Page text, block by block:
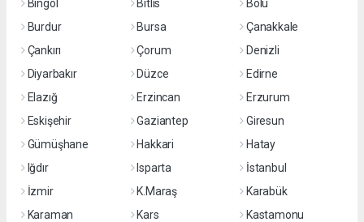
Bingöl
Bitlis
Bolu
Burdur
Bursa
Çanakkale
Çankırı
Çorum
Denizli
Diyarbakır
Düzce
Edirne
Elazığ
Erzincan
Erzurum
Eskişehir
Gaziantep
Giresun
Gümüşhane
Hakkari
Hatay
Iğdır
Isparta
İstanbul
İzmir
K.Maraş
Karabük
Karaman
Kars
Kastamonu